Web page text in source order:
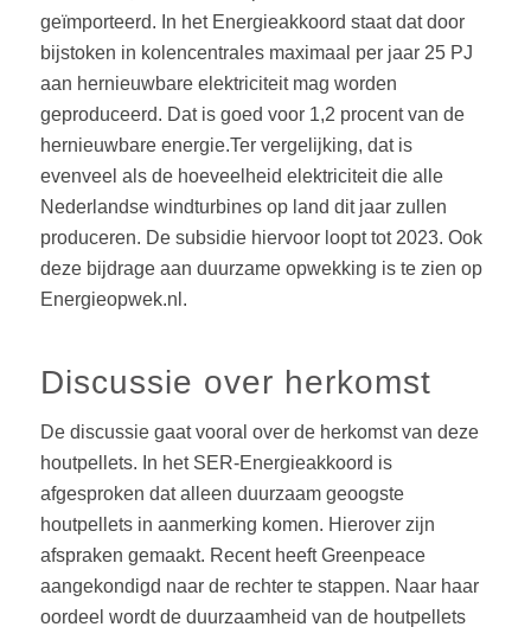
evenveel als de hoeveelheid elektriciteit die alle
Nederlandse windturbines op land dit jaar zullen
produceren. De subsidie hiervoor loopt tot 2023. Ook
deze bijdrage aan duurzame opwekking is te zien op
Energieopwek.nl.
Discussie over herkomst
De discussie gaat vooral over de herkomst van deze
houtpellets. In het SER-Energieakkoord is
houtpellets in aanmerking komen. Hierover zijn
afspraken gemaakt. Recent heeft Greenpeace
aangekondigd naar de rechter te stappen. Naar haar
oordeel wordt de duurzaamheid van de houtpellets
onvoldoende aangetoond en is het niet goed mogelijk
deze afspraken te toetsen.
Internationale handel